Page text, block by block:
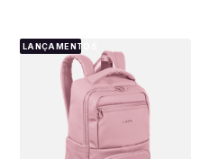
LANÇAMENTOS